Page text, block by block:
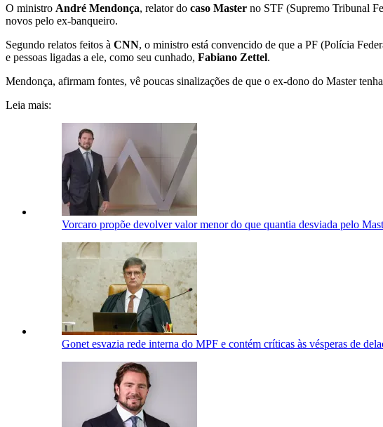
O ministro André Mendonça, relator do caso Master no STF (Supremo Tribunal
novos pelo ex-banqueiro.
Segundo relatos feitos à CNN, o ministro está convencido de que a PF (Polícia
e pessoas ligadas a ele, como seu cunhado, Fabiano Zettel.
Mendonça, afirmam fontes, vê poucas sinalizações de que o ex-dono do Master
Leia mais:
Vorcaro propõe devolver valor menor do que quantia desviada pelo
Gonet esvazia rede interna do MPF e contém críticas às vésperas de